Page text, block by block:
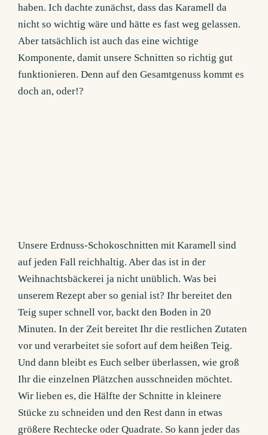
haben. Ich dachte zunächst, dass das Karamell da
nicht so wichtig wäre und hätte es fast weg gelassen.
Aber tatsächlich ist auch das eine wichtige
Komponente, damit unsere Schnitten so richtig gut
funktionieren. Denn auf den Gesamtgenuss kommt es
doch an, oder!?
Unsere Erdnuss-Schokoschnitten mit Karamell sind
auf jeden Fall reichhaltig. Aber das ist in der
Weihnachtsbäckerei ja nicht unüblich. Was bei
unserem Rezept aber so genial ist? Ihr bereitet den
Teig super schnell vor, backt den Boden in 20
Minuten. In der Zeit bereitet Ihr die restlichen Zutaten
vor und verarbeitet sie sofort auf dem heißen Teig.
Und dann bleibt es Euch selber überlassen, wie groß
Ihr die einzelnen Plätzchen ausschneiden möchtet.
Wir lieben es, die Hälfte der Schnitte in kleinere
Stücke zu schneiden und den Rest dann in etwas
größere Rechtecke oder Quadrate. So kann jeder das